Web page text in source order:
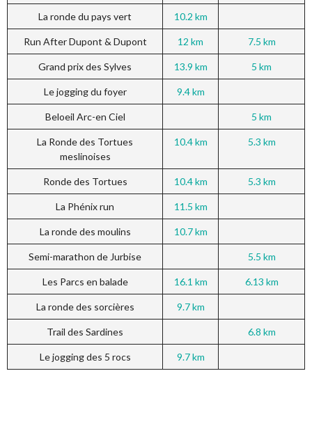
La ronde du pays vert 10.2 km
Run After Dupont & Dupont 12 km 7.5 km
Grand prix des Sylves 13.9 km 5 km
Le jogging du foyer 9.4 km
Beloeil Arc-en Ciel 5 km
La Ronde des Tortues
meslinoises
10.4 km 5.3 km
Ronde des Tortues 10.4 km 5.3 km
La Phénix run 11.5 km
La ronde des moulins 10.7 km
Semi-marathon de Jurbise 5.5 km
Les Parcs en balade 16.1 km 6.13 km
La ronde des sorcières 9.7 km
Trail des Sardines 6.8 km
Le jogging des 5 rocs 9.7 km